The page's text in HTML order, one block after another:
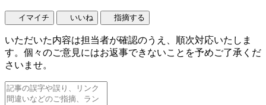
イマイチ いいね 指摘する
いただいた内容は担当者が確認のうえ、順次対応いたしま
す。個々のご意見にはお返事できないことを予めご了承くだ
さいませ。